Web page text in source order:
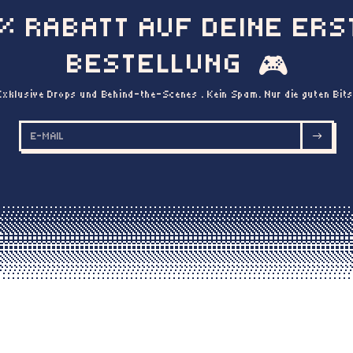
RABATT AUF DEINE
BESTELLUNG
🎮
Drops und Behind-the-Scenes . Kein Spam. Nur die guten